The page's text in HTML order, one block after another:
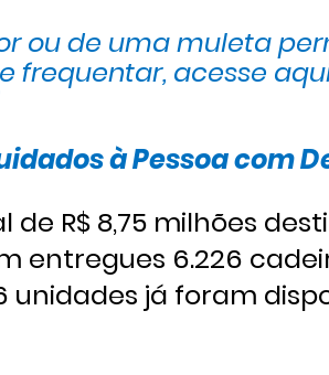
ou de uma muleta
frequentar, acesse
à Pessoa com
R$ 8,75 milhões
entregues 6.226
unidades já foram